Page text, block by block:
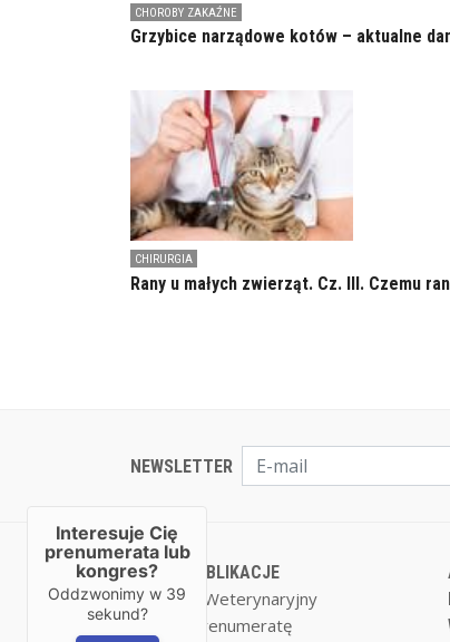
CHOROBY ZAKAŹNE
Grzybice narządowe kotów – aktualne
CHIRURGIA
Rany u małych zwierząt. Cz. III. Czemu
NEWSLETTER
NASZE PUBLIKACJE
Magazyn Weterynaryjny
Zamów prenumeratę
Interesuje Cię
prenumerata lub
kongres?
Oddzwonimy w 39
sekund?